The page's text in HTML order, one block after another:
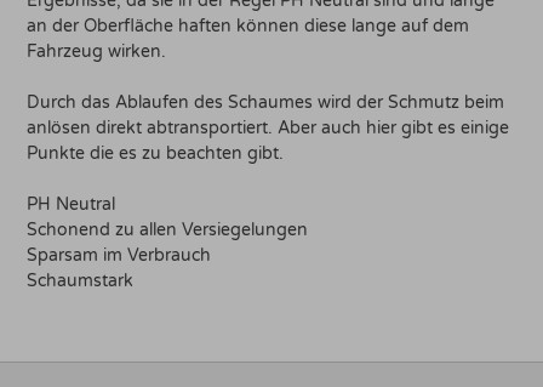
an der Oberfläche haften können diese lange auf dem
Fahrzeug wirken.
Durch das Ablaufen des Schaumes wird der Schmutz beim
anlösen direkt abtransportiert. Aber auch hier gibt es einige
Punkte die es zu beachten gibt.
PH Neutral
Schonend zu allen Versiegelungen
Sparsam im Verbrauch
Schaumstark